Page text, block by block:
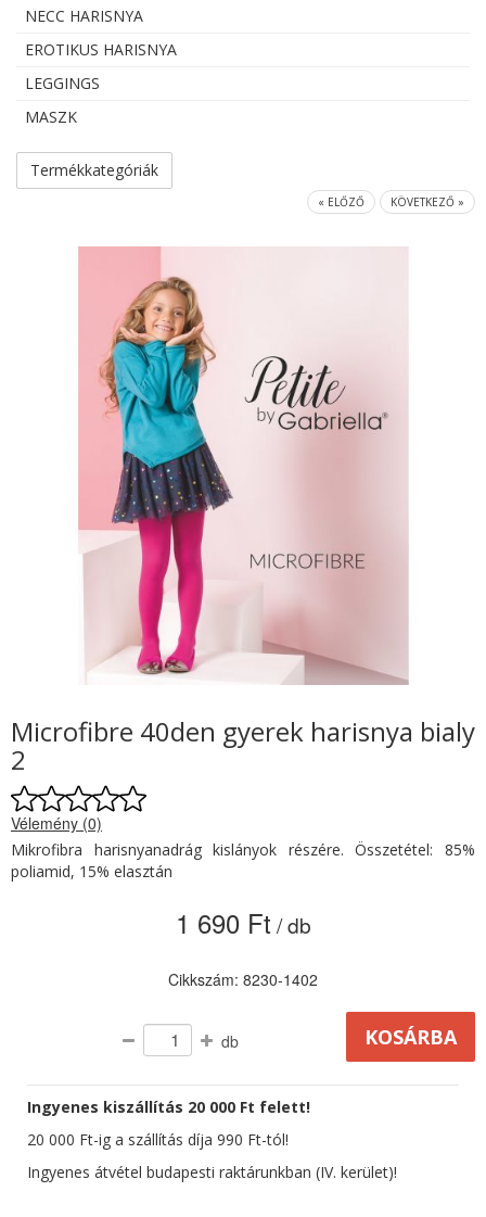
NECC HARISNYA
EROTIKUS HARISNYA
LEGGINGS
MASZK
Termékkategóriák
« ELŐZŐ KÖVETKEZŐ »
Microfibre 40den gyerek harisnya bialy
2
Vélemény (0)
Mikrofibra harisnyanadrág kislányok részére. Összetétel: 85%
poliamid, 15% elasztán
1 690 Ft / db
Cikkszám: 8230-1402
db
Ingyenes kiszállítás 20 000 Ft felett!
20 000 Ft-ig a szállítás díja 990 Ft-tól!
Ingyenes átvétel budapesti raktárunkban (IV. kerület)!